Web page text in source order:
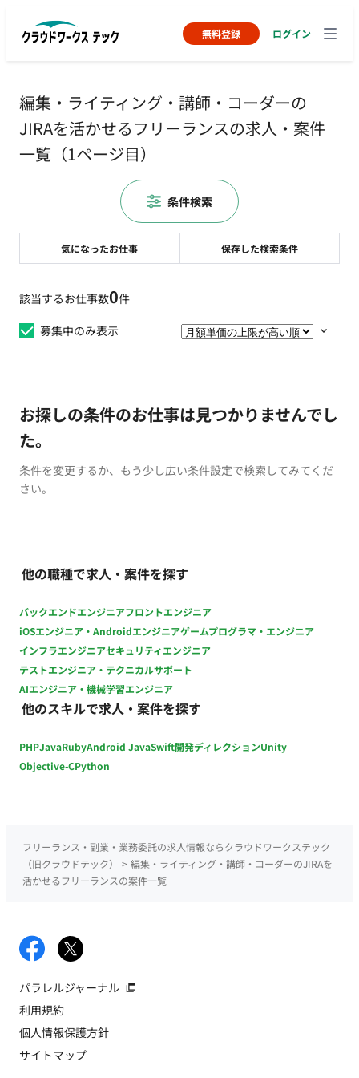
無料登録 ログイン
編集・ライティング・講師・コーダーの
JIRAを活かせるフリーランスの求人・案件
一覧（1ページ目）
該当するお仕事数0件
募集中のみ表示
お探しの条件のお仕事は見つかりませんでし
た。
条件を変更するか、もう少し広い条件設定で検索してみてくだ
さい。
他の職種で求人・案件を探す
バックエンドエンジニアフロントエンジニア
iOSエンジニア・Androidエンジニアゲームプログラマ・エンジニア
インフラエンジニアセキュリティエンジニア
テストエンジニア・テクニカルサポート
AIエンジニア・機械学習エンジニア
他のスキルで求人・案件を探す
PHPJavaRubyAndroid JavaSwift開発ディレクションUnity
Objective-CPython
気になったお仕事 保存した検索条件
条件検索
フリーランス・副業・業務委託の求人情報ならクラウドワークステック
（旧クラウドテック）
> 編集・ライティング・講師・コーダーのJIRAを
活かせるフリーランスの案件一覧
パラレルジャーナル
利用規約
個人情報保護方針
サイトマップ